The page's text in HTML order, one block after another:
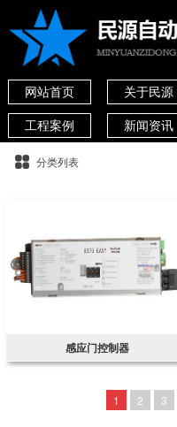
网站首页 关于民源
工程案例 新闻资讯
分类列表
感应门控制器
1 2 3